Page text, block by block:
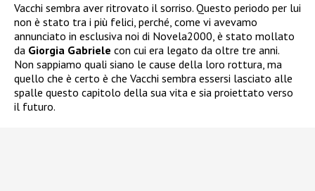
Vacchi sembra aver ritrovato il sorriso. Questo periodo per lui
non è stato tra i più felici, perché, come vi avevamo
annunciato in esclusiva noi di Novela2000, è stato mollato
da Giorgia Gabriele con cui era legato da oltre tre anni.
Non sappiamo quali siano le cause della loro rottura, ma
quello che è certo è che Vacchi sembra essersi lasciato alle
spalle questo capitolo della sua vita e sia proiettato verso
il futuro.